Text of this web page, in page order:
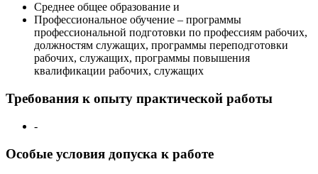
Среднее общее образование и
Профессиональное обучение – программы
профессиональной подготовки по профессиям рабочих,
должностям служащих, программы переподготовки
рабочих, служащих, программы повышения
квалификации рабочих, служащих
Требования к опыту практической работы
-
Особые условия допуска к работе